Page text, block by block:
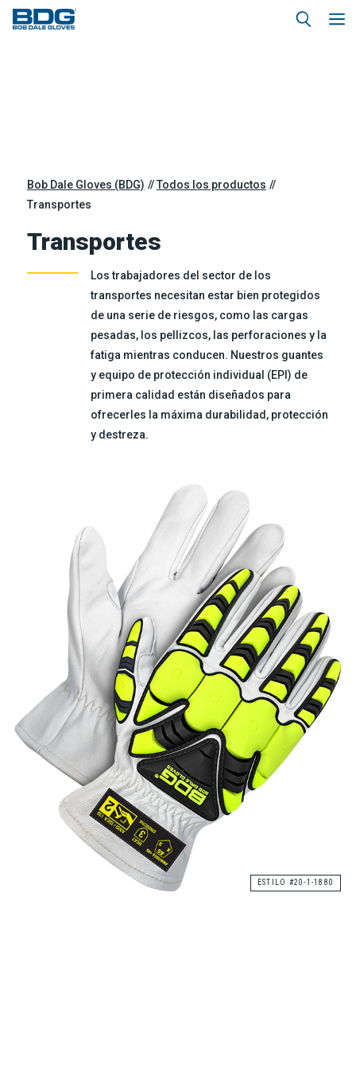
Bob Dale Gloves (BDG)
Todos los productos
Transportes
Transportes
Los trabajadores del sector de los
transportes necesitan estar bien protegidos
de una serie de riesgos, como las cargas
pesadas, los pellizcos, las perforaciones y la
fatiga mientras conducen. Nuestros guantes
y equipo de protección individual (EPI) de
primera calidad están diseñados para
ofrecerles la máxima durabilidad, protección
y destreza.
ESTILO #20-1-1880